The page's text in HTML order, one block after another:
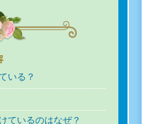
いる？
ているのはなぜ？